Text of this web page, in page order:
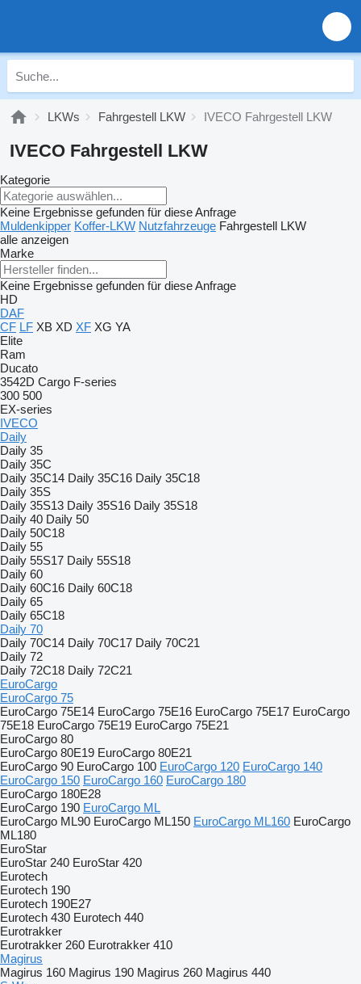
LKWs Fahrgestell LKW IVECO Fahrgestell LKW
IVECO Fahrgestell LKW
Kategorie
Keine Ergebnisse gefunden für diese Anfrage
Muldenkipper Koffer-LKW Nutzfahrzeuge Fahrgestell LKW
alle anzeigen
Marke
Keine Ergebnisse gefunden für diese Anfrage
HD
DAF
CF LF XB XD XF XG YA
Elite
Ram
Ducato
3542D Cargo F-series
300 500
EX-series
IVECO
Daily
Daily 35
Daily 35C
Daily 35C14 Daily 35C16 Daily 35C18
Daily 35S
Daily 35S13 Daily 35S16 Daily 35S18
Daily 40 Daily 50
Daily 50C18
Daily 55
Daily 55S17 Daily 55S18
Daily 60
Daily 60C16 Daily 60C18
Daily 65
Daily 65C18
Daily 70
Daily 70C14 Daily 70C17 Daily 70C21
Daily 72
Daily 72C18 Daily 72C21
EuroCargo
EuroCargo 75
EuroCargo 75E14 EuroCargo 75E16 EuroCargo 75E17 EuroCargo
75E18 EuroCargo 75E19 EuroCargo 75E21
EuroCargo 80
EuroCargo 80E19 EuroCargo 80E21
EuroCargo 90 EuroCargo 100 EuroCargo 120 EuroCargo 140
EuroCargo 150 EuroCargo 160 EuroCargo 180
EuroCargo 180E28
EuroCargo 190 EuroCargo ML
EuroCargo ML90 EuroCargo ML150 EuroCargo ML160 EuroCargo
ML180
EuroStar
EuroStar 240 EuroStar 420
Eurotech
Eurotech 190
Eurotech 190E27
Eurotech 430 Eurotech 440
Eurotrakker
Eurotrakker 260 Eurotrakker 410
Magirus
Magirus 160 Magirus 190 Magirus 260 Magirus 440